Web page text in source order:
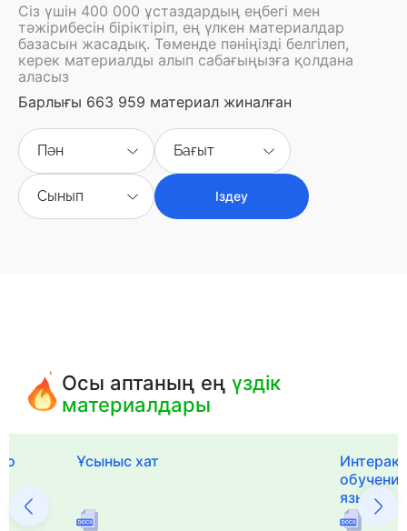
Сіз үшін 400 000 ұстаздардың еңбегі мен
тәжірибесін біріктіріп, ең үлкен материалдар
базасын жасадық. Төменде пәніңізді белгілеп,
керек материалды алып сабағыңызға қолдана
аласыз
Барлығы 663 959 материал жиналған
Пән Бағыт
Сынып Іздеу
Осы аптаның еңүздік
материалдары
Ұсыныс хат
языка и